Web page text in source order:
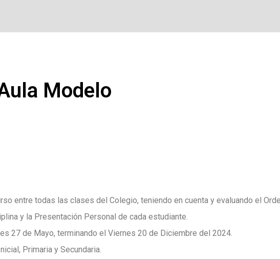
Modelo
entre todas las clases del Colegio, teniendo en cuenta y evaluando el
y la Presentación Personal de cada estudiante.
27 de Mayo, terminando el Viernes 20 de Diciembre del 2024.
Primaria y Secundaria.